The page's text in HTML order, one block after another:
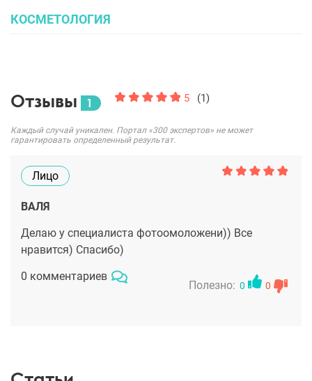
КОСМЕТОЛОГИЯ
Отзывы 1 5 (1)
Каждый случай уникален. Портал «300 экспертов» не может
гарантировать определенный результат.
Лицо
ВАЛЯ
Делаю у специалиста фотоомоложени)) Все
нравится) Спасибо)
0 комментариев
Полезно: 0 0